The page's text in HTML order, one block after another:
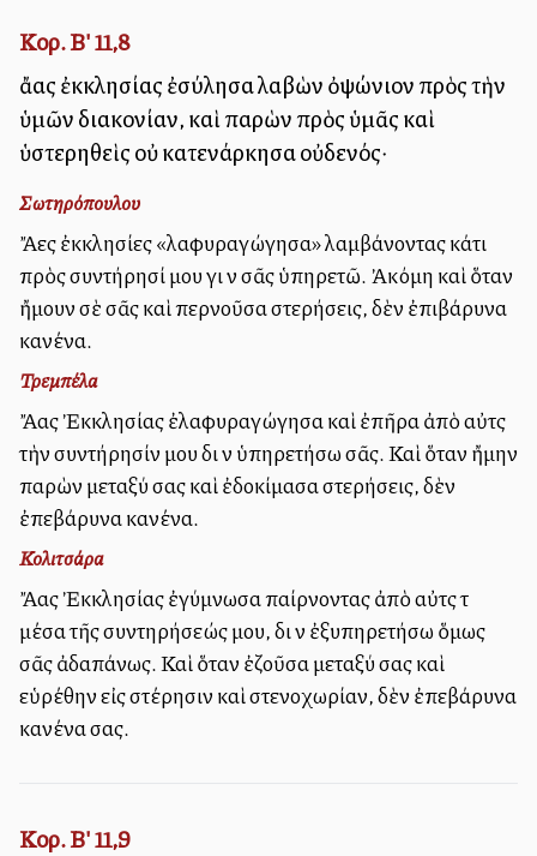
Κορ. Β' 11,8
ἄλλας ἐκκλησίας ἐσύλησα λαβὼν ὀψώνιον πρὸς τὴν
ὑμῶν διακονίαν, καὶ παρὼν πρὸς ὑμᾶς καὶ
ὑστερηθεὶς οὐ κατενάρκησα οὐδενός·
Σωτηρόπουλου
Ἄλλες ἐκκλησίες «λαφυραγώγησα» λαμβάνοντας κάτι
πρὸς συντήρησί μου γιὰ νὰ σᾶς ὑπηρετῶ. Ἀκόμη καὶ ὅταν
ἤμουν σὲ σᾶς καὶ περνοῦσα στερήσεις, δὲν ἐπιβάρυνα
κανένα.
Τρεμπέλα
Ἄλλας Ἐκκλησίας ἐλαφυραγώγησα καὶ ἐπῆρα ἀπὸ αὐτὰς
τὴν συντήρησίν μου διὰ νὰ ὑπηρετήσω σᾶς. Καὶ ὅταν ἤμην
παρὼν μεταξύ σας καὶ ἐδοκίμασα στερήσεις, δὲν
ἐπεβάρυνα κανένα.
Κολιτσάρα
Ἄλλας Ἐκκλησίας ἐγύμνωσα παίρνοντας ἀπὸ αὐτὰς τὰ
μέσα τῆς συντηρήσεώς μου, διὰ νὰ ἐξυπηρετήσω ὅμως
σᾶς ἀδαπάνως. Καὶ ὅταν ἐζοῦσα μεταξύ σας καὶ
εὑρέθην εἰς στέρησιν καὶ στενοχωρίαν, δὲν ἐπεβάρυνα
κανένα σας.
Κορ. Β' 11,9